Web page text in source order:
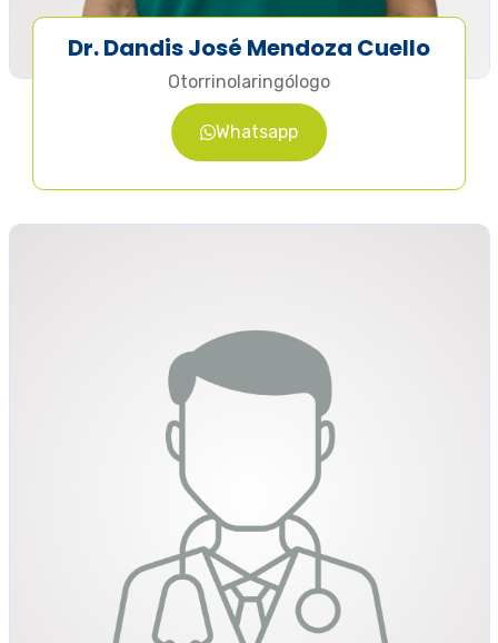
Dr. Dandis José Mendoza Cuello
Otorrinolaringólogo
Whatsapp